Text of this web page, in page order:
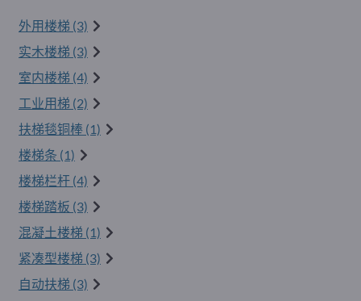
外用楼梯 (3)
实木楼梯 (3)
室内楼梯 (4)
工业用梯 (2)
扶梯毯铜棒 (1)
楼梯条 (1)
楼梯栏杆 (4)
楼梯踏板 (3)
混凝土楼梯 (1)
紧凑型楼梯 (3)
自动扶梯 (3)